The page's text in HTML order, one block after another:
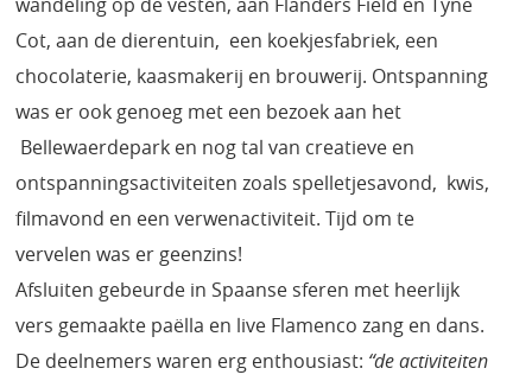
Cot, aan de dierentuin, een koekjesfabriek, een
chocolaterie, kaasmakerij en brouwerij. Ontspanning
was er ook genoeg met een bezoek aan het
Bellewaerdepark en nog tal van creatieve en
ontspanningsactiviteiten zoals spelletjesavond, kwis,
filmavond en een verwenactiviteit. Tijd om te
vervelen was er geenzins!
Afsluiten gebeurde in Spaanse sferen met heerlijk
vers gemaakte paëlla en live Flamenco zang en dans.
De deelnemers waren erg enthousiast: “de activiteiten